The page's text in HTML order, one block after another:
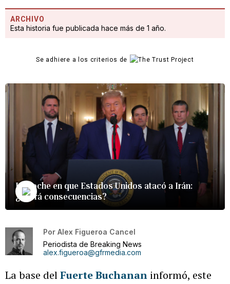
ARCHIVO
Esta historia fue publicada hace más de 1 año.
Se adhiere a los criterios de
La noche en que Estados Unidos atacó a Irán:
¿habrá consecuencias?
Por Alex Figueroa Cancel
Periodista de Breaking News
alex.figueroa@gfrmedia.com
La base delFuerte Buchanan informó, este